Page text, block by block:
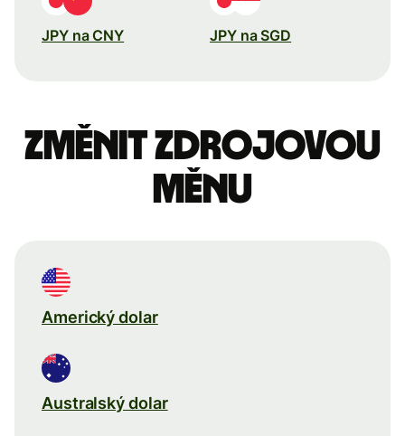
JPY na CNY JPY na SGD
Změnit zdrojovou
měnu
Americký dolar
Australský dolar